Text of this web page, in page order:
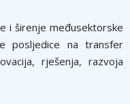
i širenje međusektorske
posljedice na transfer
rješenja, razvoja